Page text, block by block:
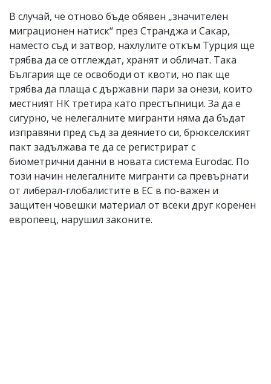
В случай, че отново бъде обявен „значителен
миграционен натиск“ през Странджа и Сакар,
наместо съд и затвор, нахлулите откъм Турция ще
трябва да се отглеждат, хранят и обличат. Така
България ще се освободи от квоти, но пак ще
трябва да плаща с държавни пари за онези, които
местният НК третира като престъпници. За да е
сигурно, че нелегалните мигранти няма да бъдат
изправяни пред съд за деянието си, брюкселският
пакт задължава те да се регистрират с
биометрични данни в новата система Eurodac. По
този начин нелегалните мигранти са превърнати
от либерал-глобалистите в ЕС в по-важен и
защитен човешки материал от всеки друг коренен
европеец, нарушил законите.